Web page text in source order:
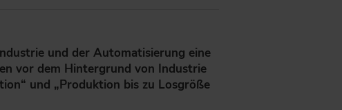
und der Automatisierung eine
vor dem Hintergrund von Industrie
und „Produktion bis zu Losgröße